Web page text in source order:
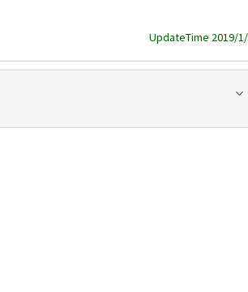
UpdateTime 2019/